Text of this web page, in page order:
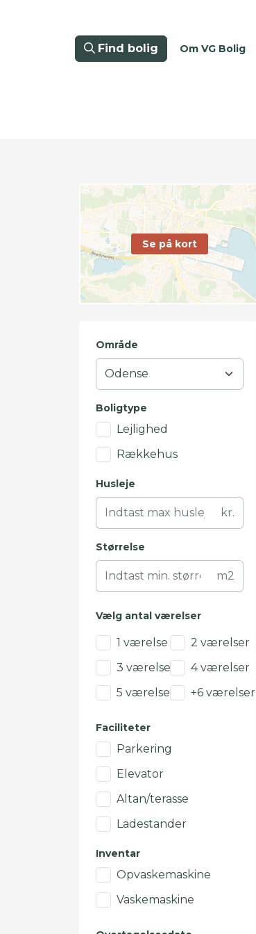
Find bolig Om VG Bolig
Se på kort
Område
Boligtype
Lejlighed
Rækkehus
Husleje
kr.
Størrelse
m2
Vælg antal værelser
1 værelse
2 værelser
3 værelser
4 værelser
5 værelser
+6 værelser
Faciliteter
Parkering
Elevator
Altan/terasse
Ladestander
Inventar
Opvaskemaskine
Vaskemaskine